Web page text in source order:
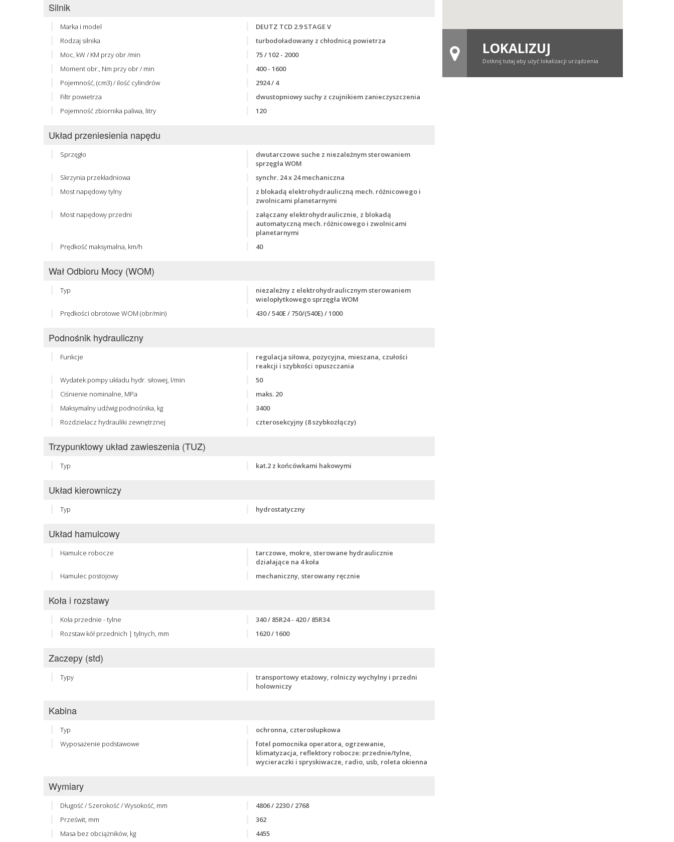
Silnik
Marka i model
DEUTZ TCD 2.9 STAGE V
Rodzaj silnika
turbodoładowany z chłodnicą powietrza
Moc, kW / KM przy obr /min
75 / 102 - 2000
Moment obr., Nm przy obr / min
400 - 1600
Pojemność, (cm3) / ilość cylindrów
2924 / 4
Filtr powietrza
dwustopniowy suchy z czujnikiem zanieczyszczenia
Pojemność zbiornika paliwa, litry
120
Układ przeniesienia napędu
Sprzęgło
dwutarczowe suche z niezależnym sterowaniem
sprzęgła WOM
Skrzynia przekładniowa
synchr. 24 x 24 mechaniczna
Most napędowy tylny
z blokadą elektrohydrauliczną mech. różnicowego i
zwolnicami planetarnymi
Most napędowy przedni
załączany elektrohydraulicznie, z blokadą
automatyczną mech. różnicowego i zwolnicami
planetarnymi
Prędkość maksymalna, km/h
40
Wał Odbioru Mocy (WOM)
Typ
niezależny z elektrohydraulicznym sterowaniem
wielopłytkowego sprzęgła WOM
Prędkości obrotowe WOM (obr/min)
430 / 540E / 750/(540E) / 1000
Podnośnik hydrauliczny
Funkcje
regulacja siłowa, pozycyjna, mieszana, czułości
reakcji i szybkości opuszczania
Wydatek pompy układu hydr. siłowej, l/min
50
Ciśnienie nominalne, MPa
maks. 20
Maksymalny udźwig podnośnika, kg
3400
Rozdzielacz hydrauliki zewnętrznej
czterosekcyjny (8 szybkozłączy)
Trzypunktowy układ zawieszenia (TUZ)
Typ kat.2 z końcówkami hakowymi
Układ kierowniczy
Typ hydrostatyczny
Układ hamulcowy
Hamulce robocze
tarczowe, mokre, sterowane hydraulicznie
działające na 4 koła
Hamulec postojowy
mechaniczny, sterowany ręcznie
Koła i rozstawy
Koła przednie - tylne
340 / 85R24 - 420 / 85R34
Rozstaw kół przednich | tylnych, mm
1620 / 1600
Zaczepy (std)
Typy
transportowy etażowy, rolniczy wychylny i przedni
holowniczy
Kabina
Typ
ochronna, czterosłupkowa
Wyposażenie podstawowe
fotel pomocnika operatora, ogrzewanie,
klimatyzacja, reflektory robocze: przednie/tylne,
wycieraczki i spryskiwacze, radio, usb, roleta okienna
Wymiary
Długość / Szerokość / Wysokość, mm
4806 / 2230 / 2768
Prześwit, mm
362
Masa bez obciążników, kg
4455
LOKALIZUJ
Dotknij tutaj aby użyć lokalizacji urządzenia